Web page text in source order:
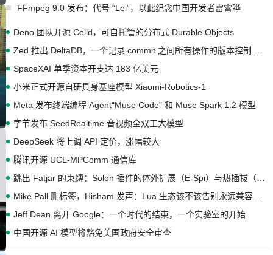
FFmpeg 9.0 发布：代号 “Lei”，以此纪念中国开发者雷霄骅
Deno 团队开源 Celld，可自托管的分布式 Durable Objects
SpaceXAI 单季资本开支达 183 亿美元
小米正式开源自研具身基座模型 Xiaomi-Robotics-1
Meta 发布终端编程 Agent“Muse Code” 和 Muse Spark 1.2 模型
字节发布 SeedRealtime 音视频全双工大模型
DeepSeek 将上调 API 定价，涨幅较大
腾讯开源 UCL-MPComm 通信库
Jeff Dean 离开 Google：一个时代的结束，一个实验室的开始
中国开源 AI 模型将豁免美国政府安全审查